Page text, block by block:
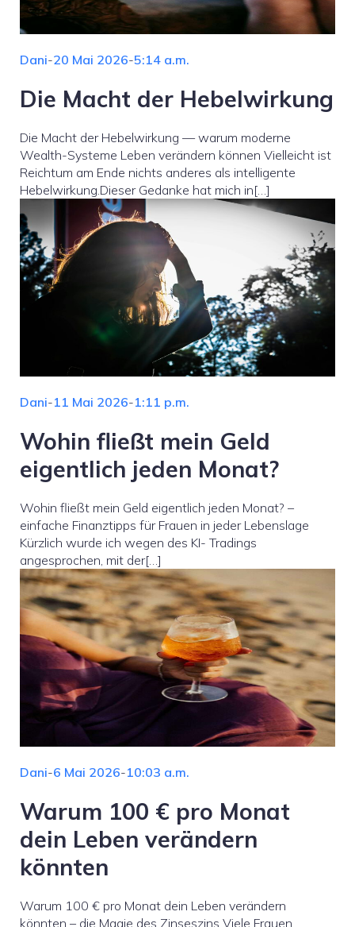
Dani-20 Mai 2026-5:14 a.m.
Die Macht der Hebelwirkung
Die Macht der Hebelwirkung — warum moderne
Wealth-Systeme Leben verändern können Vielleicht ist
Reichtum am Ende nichts anderes als intelligente
Hebelwirkung.Dieser Gedanke hat mich in[…]
Dani-11 Mai 2026-1:11 p.m.
Wohin fließt mein Geld
eigentlich jeden Monat?
Wohin fließt mein Geld eigentlich jeden Monat? –
einfache Finanztipps für Frauen in jeder Lebenslage
Kürzlich wurde ich wegen des KI- Tradings
angesprochen, mit der[…]
Dani-6 Mai 2026-10:03 a.m.
Warum 100 € pro Monat
dein Leben verändern
könnten
Warum 100 € pro Monat dein Leben verändern
könnten – die Magie des Zinseszins Viele Frauen